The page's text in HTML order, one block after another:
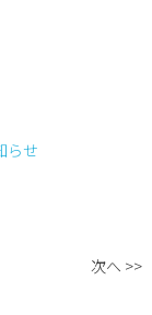
らせ
次へ >>